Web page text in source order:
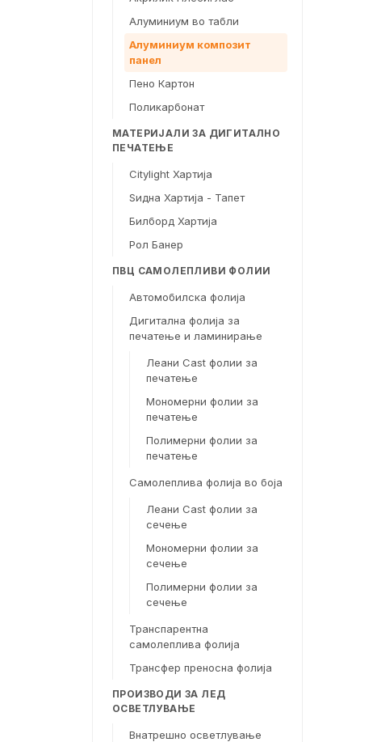
Алуминиум во табли
Алуминиум композит
панел
Пено Картон
Поликарбонат
МАТЕРИЈАЛИ ЗА ДИГИТАЛНО
ПЕЧАТЕЊЕ
Citylight Хартија
Ѕидна Хартија - Тапет
Билборд Хартија
Рол Банер
ПВЦ САМОЛЕПЛИВИ ФОЛИИ
Автомобилска фолија
Дигитална фолија за
печатење и ламинирање
Леани Cast фолии за
печатење
Мономерни фолии за
печатење
Полимерни фолии за
печатење
Самолеплива фолија во боја
Леани Cast фолии за
сечење
Мономерни фолии за
сечење
Полимерни фолии за
сечење
Транспарентна
самолеплива фолија
Трансфер преносна фолија
ПРОИЗВОДИ ЗА ЛЕД
ОСВЕТЛУВАЊЕ
Внатрешно осветлување